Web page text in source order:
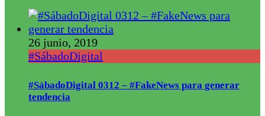
26 junio, 2019
#SábadoDigital
#SábadoDigital 0312 – #FakeNews para generar
tendencia